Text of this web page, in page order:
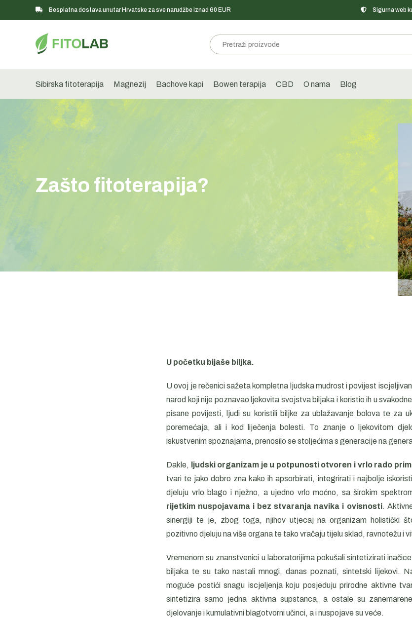
Besplatna dostava unutar Hrvatske za sve narudžbe iznad 60 EUR Sigurna web
Sibirska fitoterapija Magnezij Bachove kapi Bowen terapija CBD O nama
Blog
Zašto fitoterapija?
U početku bijaše biljka.
U ovoj je rečenici sažeta kompletna ljudska mudrost i povijest
narod koji nije poznavao ljekovita svojstva biljaka i koristio ih u
pisane povijesti, ljudi su koristili biljke za ublažavanje bolova te za
poremećaja, ali i kod liječenja bolesti. To znanje o ljekovitom
iskustvenim spoznajama, prenosilo se stoljećima s generacije na
Dakle, ljudski organizam je u potpunosti otvoren i vrlo rado
tvari te jako dobro zna kako ih apsorbirati, integrirati i najbolje
djeluju vrlo blago i nježno, a ujedno vrlo moćno, sa širokim
rijetkim nuspojavama i bez stvaranja navika i ovisnosti.
sinergiji te je, zbog toga, njihov utjecaj na organizam holistički
pozitivno djeluju na više organa te tako vračaju tijelu sklad, ravnotežu i
Vremenom su znanstvenici u laboratorijima pokušali sintetizirati
biljaka te su tako nastali mnogi, danas poznati, sintetski lijekovi.
moguće postići snagu iscjeljenja koju posjeduju prirodne aktivne
sintetizira samo jedna aktivna supstanca, a ostale su
djelovanje i kumulativni blagotvorni učinci, a i nuspojave su veće.